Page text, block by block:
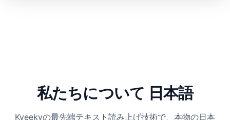
私たちについて 日本語
Kveekyの最先端テキスト読み上げ技術で、本物の日本